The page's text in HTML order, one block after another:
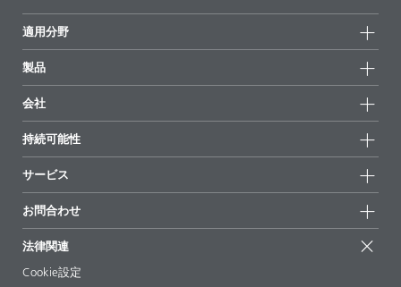
して決定されます。 両方の添加剤を併用することで、貯
蔵安定性とシネレシス防止および沈降防止について最高
の結果が得られます。
通して決定されます。
品： RHEOBYK-L 1400、RHEOBYK-T 1000 VF、RHEOBYK-
T 1010 VF
適用分野
製品
製品グループ
全製品
ハイライト
会社
会社情報
ニュース
拠点と販売代理店
展示会 & イベント
経営陣
持続可能性
持続可能な製品
サクセスストーリー
EcoVadis
証明書
サービス
配合の出発点
論文記事
ebooks(電子書籍)
お問合わせ
お問合せ先
法律関連
Cookie設定